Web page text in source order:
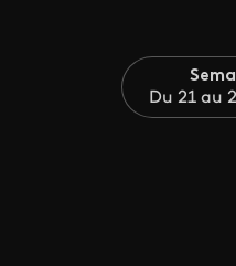
Du 21 au